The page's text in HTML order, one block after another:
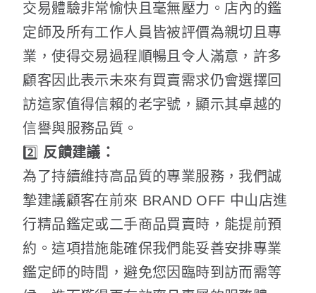
交易體驗非常愉快且毫無壓力。店內的鑑
定師及所有工作人員皆被評價為親切且專
業，使得交易過程順暢且令人滿意，許多
顧客因此表示未來有買賣需求仍會選擇回
訪這家值得信賴的老字號，顯示其卓越的
信譽與服務品質。
2️⃣ 反饋建議：
為了持續維持高品質的專業服務，我們誠
摯建議顧客在前來 BRAND OFF 中山店進
行精品鑑定或二手商品買賣時，能提前預
約。這項措施能確保我們能妥善安排專業
鑑定師的時間，避免您因臨時到訪而需等